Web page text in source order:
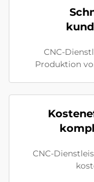
CNC-
Produktion
CNC-